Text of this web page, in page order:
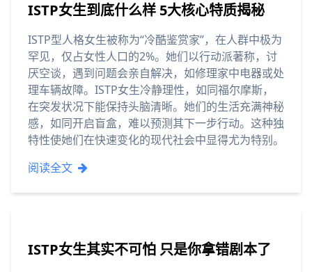
ISTP女生到底什么样 5大核心特质揭秘
ISTP型人格女生被称为“冷酷鉴赏家”，在人群中极为
罕见，仅占女性人口的2%。她们以行动派著称，讨
厌空谈，遇到问题会亲自解决，如修理家中电器或处
理车辆故障。ISTP女生冷静理性，如同福尔摩斯，
在突发状况下能保持头脑清晰。她们的生活充满神秘
感，如同开启盲盒，难以预测其下一步行动。这种独
特性使她们在快速变化的现代社会中显得尤为特别。
阅读全文
ISTP女生其实不可怕 只是你拿错剧本了